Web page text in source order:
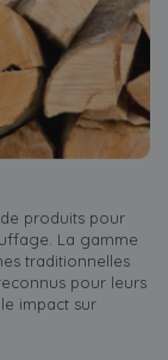
produits pour
La gamme
traditionnelles
pour leurs
impact sur